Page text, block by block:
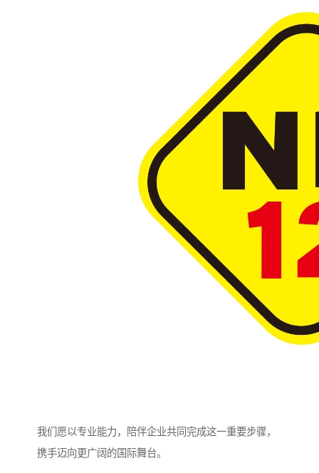
我们愿以专业能力，陪伴企业共同完成这一重要步骤，
携手迈向更广阔的国际舞台。